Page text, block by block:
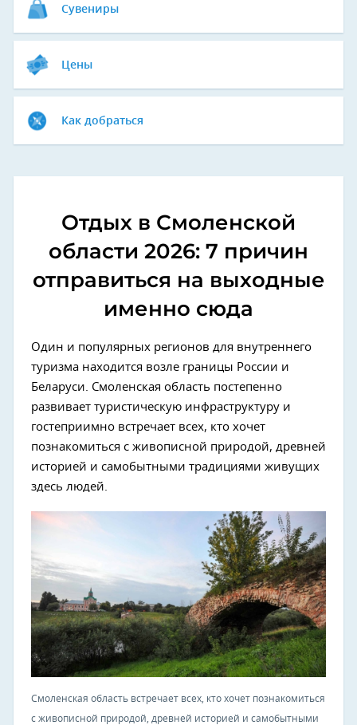
Сувениры
Цены
Как добраться
Отдых в Смоленской
области 2026: 7 причин
отправиться на выходные
именно сюда
Один и популярных регионов для внутреннего
туризма находится возле границы России и
Беларуси. Смоленская область постепенно
развивает туристическую инфраструктуру и
гостеприимно встречает всех, кто хочет
познакомиться с живописной природой, древней
историей и самобытными традициями живущих
здесь людей.
Смоленская область встречает всех, кто хочет познакомиться
с живописной природой, древней историей и самобытными